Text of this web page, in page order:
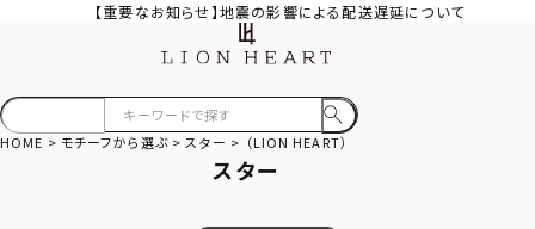
【重要なお知らせ】地震の影響による配送遅延について
HOME モチーフから選ぶ スター （LION HEART）
スター